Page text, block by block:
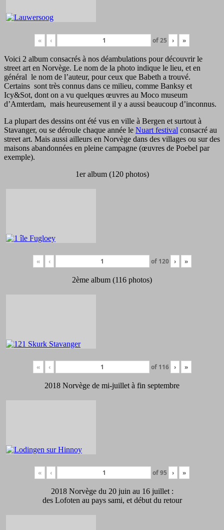
« ‹ of25 › »
Voici 2 album consacrés à nos déambulations pour découvrir le
street art en Norvège. Le nom de la photo indique le lieu, et en
général le nom de l’auteur, pour ceux que Babeth a trouvé.
Certains sont très connus dans ce milieu, comme Banksy et
Icy&Sot, dont on a vu quelques œuvres au Moco museum
d’Amterdam, mais heureusement il y a aussi beaucoup d’inconnus.
La plupart des dessins ont été vus en ville à Bergen et surtout à
Stavanger, ou se déroule chaque année le Nuart festival consacré au
street art. Mais aussi ailleurs en Norvège dans des villages ou sur des
maisons abandonnées en pleine campagne (œuvres de Poebel par
exemple).
1er album (120 photos)
« ‹ of 120 › »
2ème album (116 photos)
« ‹ of 116 › »
2018 Norvège de mi-juillet à fin septembre
« ‹ of95 › »
2018 Norvège du 20 juin au 16 juillet :
des Lofoten au pays sami, et début du retour